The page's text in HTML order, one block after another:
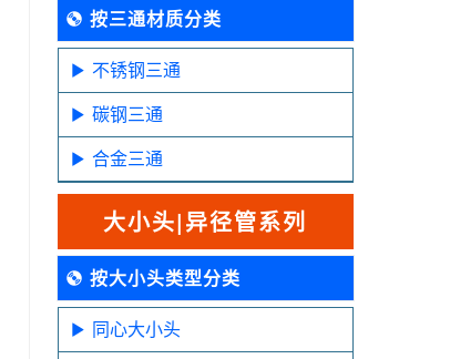
按三通材质分类
不锈钢三通
碳钢三通
合金三通
大小头|异径管系列
按大小头类型分类
同心大小头